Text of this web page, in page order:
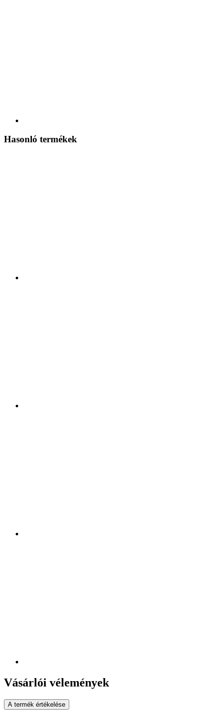
Hasonló termékek
Vásárlói vélemények
A termék értékelése